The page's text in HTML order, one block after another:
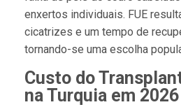
enxertos individuais. FUE
cicatrizes e um tempo de
tornando-se uma escolha
Custo do
na Turquia em 2026